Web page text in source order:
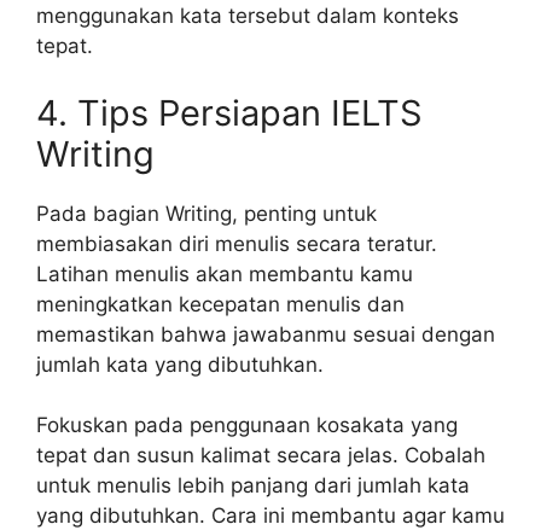
menggunakan kata tersebut dalam konteks
tepat.
4. Tips Persiapan IELTS
Writing
Pada bagian Writing, penting untuk
membiasakan diri menulis secara teratur.
Latihan menulis akan membantu kamu
meningkatkan kecepatan menulis dan
memastikan bahwa jawabanmu sesuai dengan
jumlah kata yang dibutuhkan.
Fokuskan pada penggunaan kosakata yang
tepat dan susun kalimat secara jelas. Cobalah
untuk menulis lebih panjang dari jumlah kata
yang dibutuhkan. Cara ini membantu agar kamu